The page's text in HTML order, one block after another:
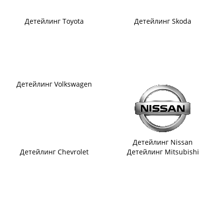
Детейлинг Toyota Детейлинг Skoda
Детейлинг Volkswagen
Детейлинг Nissan
Детейлинг Chevrolet
Детейлинг Mitsubishi